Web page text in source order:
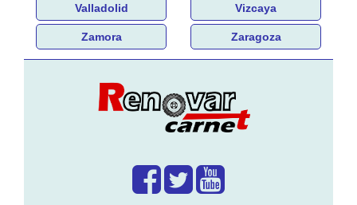
Valladolid Vizcaya
Zamora Zaragoza